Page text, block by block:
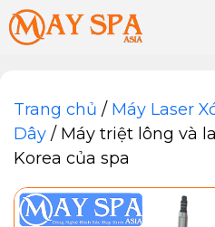
Chuyển
đến
Trang chủ / Máy Laser
Dây / Máy triệt lông và
Korea của spa